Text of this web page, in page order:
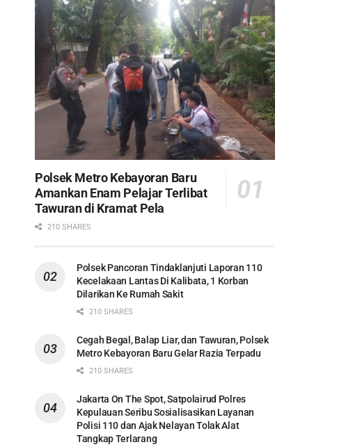
Polsek Metro Kebayoran Baru
Amankan Enam Pelajar Terlibat
Tawuran di Kramat Pela
210 SHARES
Polsek Pancoran Tindaklanjuti Laporan 110
Kecelakaan Lantas Di Kalibata, 1 Korban
Dilarikan Ke Rumah Sakit
210 SHARES
Cegah Begal, Balap Liar, dan Tawuran, Polsek
Metro Kebayoran Baru Gelar Razia Terpadu
210 SHARES
Jakarta On The Spot, Satpolairud Polres
Kepulauan Seribu Sosialisasikan Layanan
Polisi 110 dan Ajak Nelayan Tolak Alat
Tangkap Terlarang